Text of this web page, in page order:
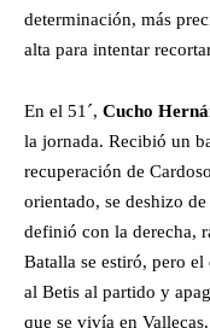
determinación, más
alta para intentar
En el 51´, Cucho
la jornada. Recibió un
recuperación de
orientado, se deshizo
definió con la derecha,
Batalla se estiró, pero
al Betis al partido y
que se vivía en Vallecas.